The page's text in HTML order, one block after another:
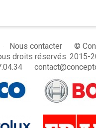
Nous contacter
©
droits réservés. 2015-